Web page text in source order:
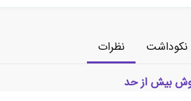
نکوداشت
نظرات
بیش از حد